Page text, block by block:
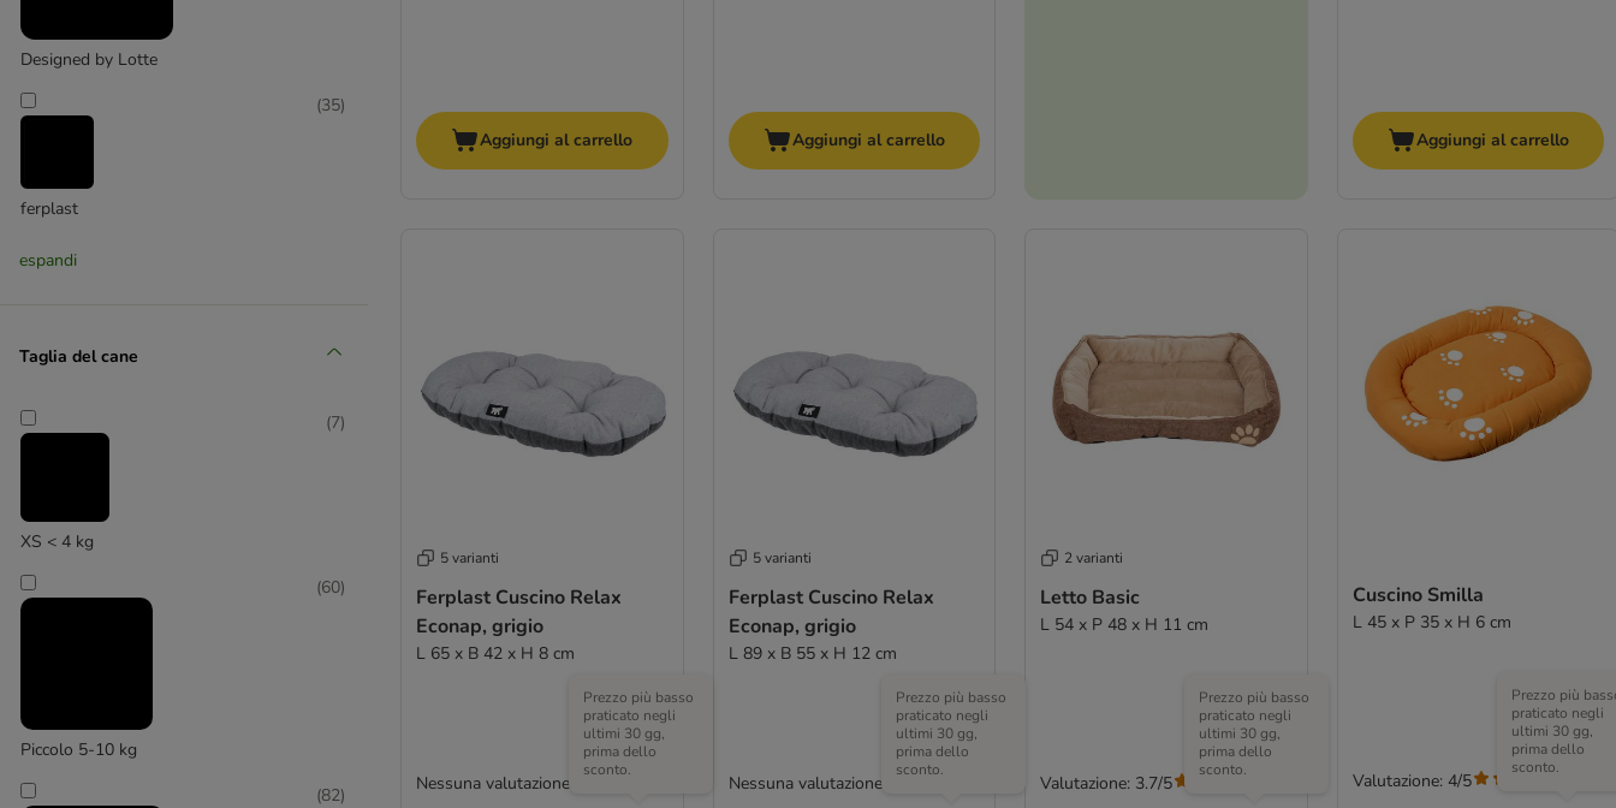
Cucce per cani grandi
Designed by Lotte
ferplast
(35)
Flamingo
Hunter
(4)
espandi
Taglia del cane
XS < 4 kg
(7)
Piccolo 5-10 kg
(60)
(82)
Aggiungi al carrello Aggiungi al carrello Aggiungi al carrello
5 varianti
Ferplast Cuscino Relax
Econap, grigio
L 65 x B 42 x H 8 cm
Prezzo più basso
praticato negli
ultimi 30 gg,
prima dello
sconto.
Nessuna valutazione
5 varianti
Ferplast Cuscino Relax
Econap, grigio
L 89 x B 55 x H 12 cm
Prezzo più basso
praticato negli
ultimi 30 gg,
prima dello
sconto.
Nessuna valutazione
2 varianti
Letto Basic
L 54 x P 48 x H 11 cm
Prezzo più basso
praticato negli
ultimi 30 gg,
prima dello
sconto.
Valutazione: 3.7/5
Cuscino Smilla
L 45 x P 35 x H 6 cm
Prezzo più
praticato negli
ultimi 30 gg,
prima dello
sconto.
Valutazione: 4/5